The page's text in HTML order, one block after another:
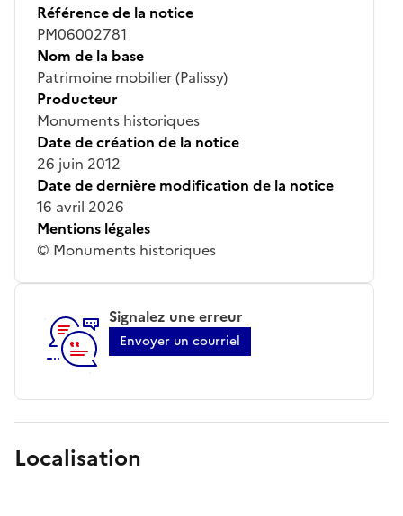
Référence de la notice
PM06002781
Nom de la base
Patrimoine mobilier (Palissy)
Producteur
Monuments historiques
Date de création de la notice
26 juin 2012
Date de dernière modification de la notice
16 avril 2026
Mentions légales
© Monuments historiques
Signalez une erreur
Envoyer un courriel
Localisation